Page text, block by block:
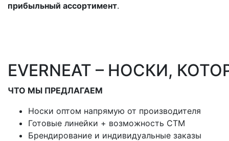
прибыльный ассортимент.
EVERNEAT – НОСКИ,
ЧТО МЫ ПРЕДЛАГАЕМ
Носки оптом напрямую от производителя
Готовые линейки + возможность СТМ
Брендирование и индивидуальные заказы